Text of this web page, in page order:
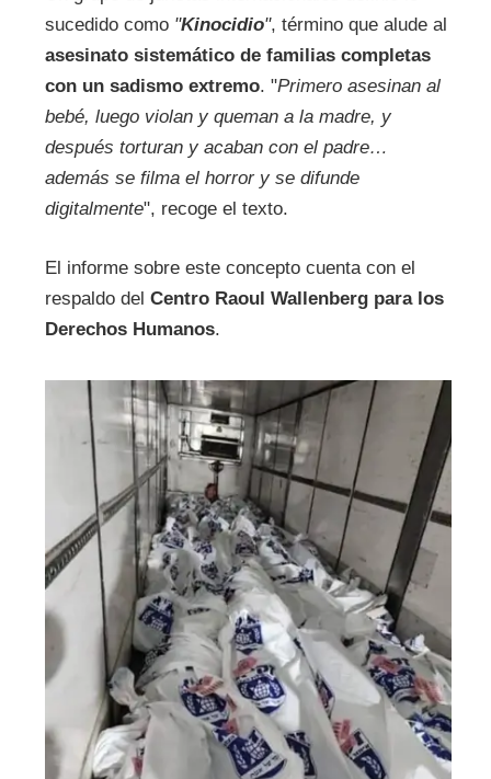
sucedido como "Kinocidio", término que alude al
asesinato sistemático de familias completas
con un sadismo extremo. "Primero asesinan al
bebé, luego violan y queman a la madre, y
después torturan y acaban con el padre…
además se filma el horror y se difunde
digitalmente", recoge el texto.
El informe sobre este concepto cuenta con el
respaldo del Centro Raoul Wallenberg para los
Derechos Humanos.